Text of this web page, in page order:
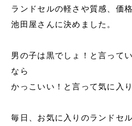
ランドセルの軽さや質感、価
池田屋さんに決めました。
男の子は黒でしょ！と言って
なら
かっこいい！と言って気に入り
毎日、お気に入りのランドセ